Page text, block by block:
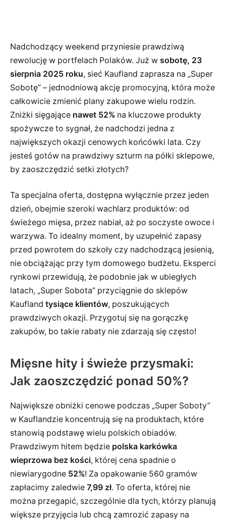
Nadchodzący weekend przyniesie prawdziwą
rewolucję w portfelach Polaków. Już w sobotę, 23
sierpnia 2025 roku, sieć Kaufland zaprasza na „Super
Sobotę” – jednodniową akcję promocyjną, która może
całkowicie zmienić plany zakupowe wielu rodzin.
Zniżki sięgające nawet 52% na kluczowe produkty
spożywcze to sygnał, że nadchodzi jedna z
największych okazji cenowych końcówki lata. Czy
jesteś gotów na prawdziwy szturm na półki sklepowe,
by zaoszczędzić setki złotych?
Ta specjalna oferta, dostępna wyłącznie przez jeden
dzień, obejmie szeroki wachlarz produktów: od
świeżego mięsa, przez nabiał, aż po soczyste owoce i
warzywa. To idealny moment, by uzupełnić zapasy
przed powrotem do szkoły czy nadchodzącą jesienią,
nie obciążając przy tym domowego budżetu. Eksperci
rynkowi przewidują, że podobnie jak w ubiegłych
latach, „Super Sobota” przyciągnie do sklepów
Kaufland tysiące klientów, poszukujących
prawdziwych okazji. Przygotuj się na gorączkę
zakupów, bo takie rabaty nie zdarzają się często!
Mięsne hity i świeże przysmaki:
Jak zaoszczędzić ponad 50%?
Największe obniżki cenowe podczas „Super Soboty”
w Kauflandzie koncentrują się na produktach, które
stanowią podstawę wielu polskich obiadów.
Prawdziwym hitem będzie polska karkówka
wieprzowa bez kości, której cena spadnie o
niewiarygodne 52%! Za opakowanie 560 gramów
zapłacimy zaledwie 7,99 zł. To oferta, której nie
można przegapić, szczególnie dla tych, którzy planują
większe przyjęcia lub chcą zamrozić zapasy na